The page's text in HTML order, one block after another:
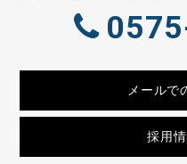
メールで
採用